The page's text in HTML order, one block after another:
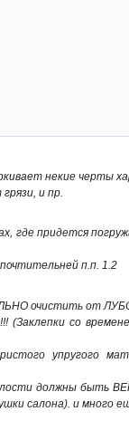
некие черты
и пр.
где придется
п.п. 1.2
очистить от
со
упругого
должны быть
салона). и много